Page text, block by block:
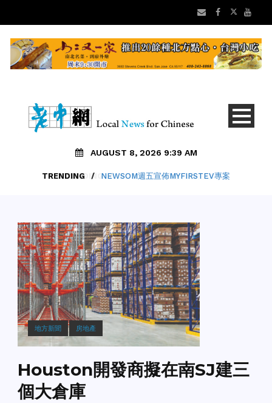
AUGUST 8, 2026 9:39 AM
TRENDING / NEWSOM週五宣佈MYFIRSTEV專案
地方新聞 房地產
Houston開發商擬在南SJ建三
個大倉庫